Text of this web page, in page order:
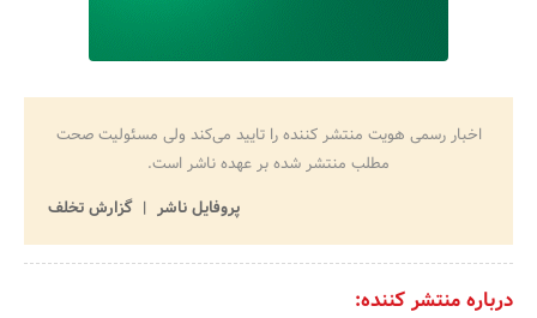
اخبار رسمی هویت منتشر کننده را تایید می‌کند ولی مسئولیت صحت
مطلب منتشر شده بر عهده ناشر است.
پروفایل ناشر
گزارش تخلف
درباره منتشر کننده: